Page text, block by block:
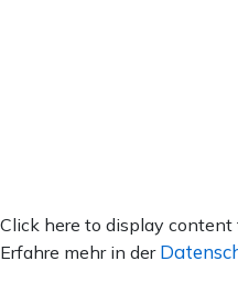
Inhalt
von
Click here to display content
Erfahre mehr in der